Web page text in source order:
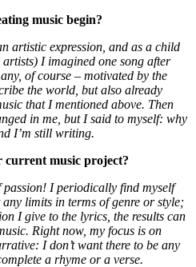
music begin?
artistic expression, and as a child
I imagined one song after
of course – motivated by the
the world, but also already
that I mentioned above. Then
in me, but I said to myself: why
I’m still writing.
current music project?
I periodically find myself
limits in terms of genre or style;
I give to the lyrics, the results can
Right now, my focus is on
I don’t want there to be any
a rhyme or a verse.